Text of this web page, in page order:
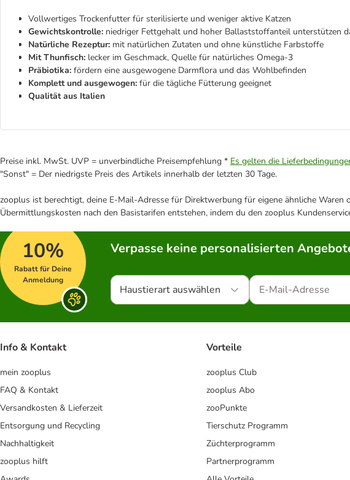
Vollwertiges Trockenfutter für sterilisierte und weniger aktive Katzen
Gewichtskontrolle: niedriger Fettgehalt und hoher Ballaststoffanteil unterstützen
Natürliche Rezeptur: mit natürlichen Zutaten und ohne künstliche Farbstoffe
Mit Thunfisch: lecker im Geschmack, Quelle für natürliches Omega-3
Präbiotika: fördern eine ausgewogene Darmflora und das Wohlbefinden
Komplett und ausgewogen: für die tägliche Fütterung geeignet
Qualität aus Italien
Preise inkl. MwSt. UVP = unverbindliche Preisempfehlung * Es gelten die
"Sonst" = Der niedrigste Preis des Artikels innerhalb der letzten 30 Tage.
zooplus ist berechtigt, deine E-Mail-Adresse für Direktwerbung für eigene ähnliche
Übermittlungskosten nach den Basistarifen entstehen, indem du den zooplus
10%
Rabatt für Deine
Anmeldung
Verpasse keine personalisierten
Haustierart auswählen
Info & Kontakt
mein zooplus
FAQ & Kontakt
Versandkosten & Lieferzeit
Entsorgung und Recycling
Nachhaltigkeit
zooplus hilft
Vorteile
zooplus Club
zooplus Abo
zooPunkte
Tierschutz Programm
Züchterprogramm
Partnerprogramm